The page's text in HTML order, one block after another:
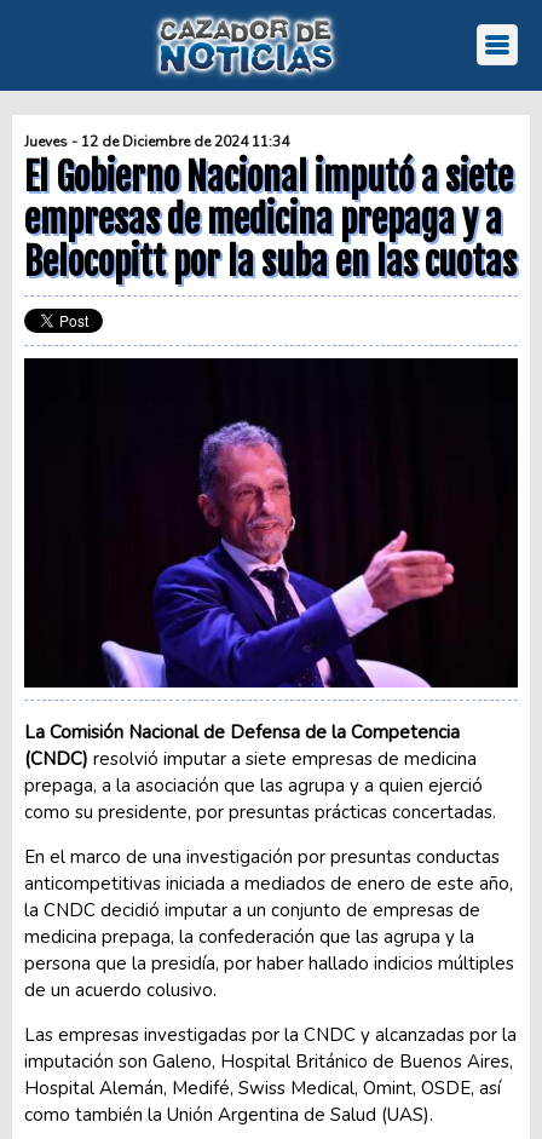
Jueves - 12 de Diciembre de 2024 11:34
El Gobierno Nacional imputó a siete
empresas de medicina prepaga y a
Belocopitt por la suba en las cuotas
La Comisión Nacional de Defensa de la Competencia
(CNDC) resolvió imputar a siete empresas de medicina
prepaga, a la asociación que las agrupa y a quien ejerció
como su presidente, por presuntas prácticas concertadas.
En el marco de una investigación por presuntas conductas
anticompetitivas iniciada a mediados de enero de este año,
la CNDC decidió imputar a un conjunto de empresas de
medicina prepaga, la confederación que las agrupa y la
persona que la presidía, por haber hallado indicios múltiples
de un acuerdo colusivo.
Las empresas investigadas por la CNDC y alcanzadas por la
imputación son Galeno, Hospital Británico de Buenos Aires,
Hospital Alemán, Medifé, Swiss Medical, Omint, OSDE, así
como también la Unión Argentina de Salud (UAS).